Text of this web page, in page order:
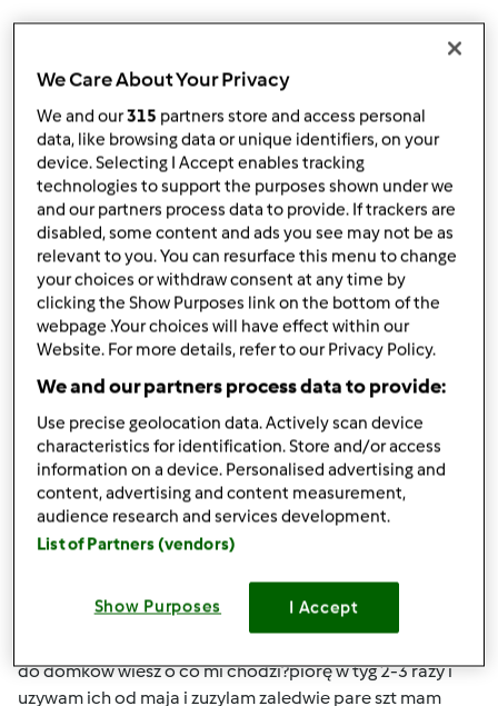
komentarze
agaz79
(niezweryfikowany)
ndz., 09/29/2013 - 18:12
kasianeko wygląda to tak:do lnianego woreczka wkladam
4szt orzechów i ten woreczek skropic (parę kropli)lub do
dozownika tam gdzie wlewa sie płyn do płukania.Te 4 szt
starcza na kilka pran jesli pierzesz w 60st to na 4 razy
bardzo wydajne sa ,pochodza z nepalu ja je kupuje w
praniu wydziela sie saponina która wnika w zabrudzenia
jesli sa wieksze zabrudzenia dodaję vanish,po praniu maja
do domków wiesz o co mi chodzi?piorę w tyg 2-3 razy i
uzywam ich od maja i zuzylam zaledwie pare szt mam
We Care About Your Privacy
We and our315 partners store and access personal
data, like browsing data or unique identifiers, on your
device. Selecting I Accept enables tracking
technologies to support the purposes shown under we
and our partners process data to provide. If trackers are
disabled, some content and ads you see may not be as
relevant to you. You can resurface this menu to change
your choices or withdraw consent at any time by
clicking the Show Purposes link on the bottom of the
webpage .Your choices will have effect within our
Website. For more details, refer to our Privacy Policy.
We and our partners process data to provide:
Use precise geolocation data. Actively scan device
characteristics for identification. Store and/or access
information on a device. Personalised advertising and
content, advertising and content measurement,
audience research and services development.
List of Partners (vendors)
Show Purposes I Accept